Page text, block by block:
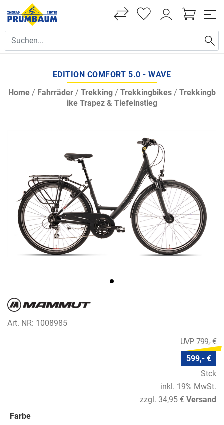
EDITION COMFORT 5.0 - WAVE
Home/ Fahrräder/ Trekking/ Trekkingbikes/ Trekkingb
ike Trapez & Tiefeinstieg
Art. NR: 1008985
799,- €
599,- €
Stck
inkl. 19% MwSt.
zzgl. 34,95 € Versand
Farbe